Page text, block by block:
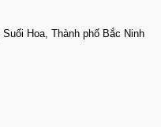
Hoa, Thành phố Bắc Ninh